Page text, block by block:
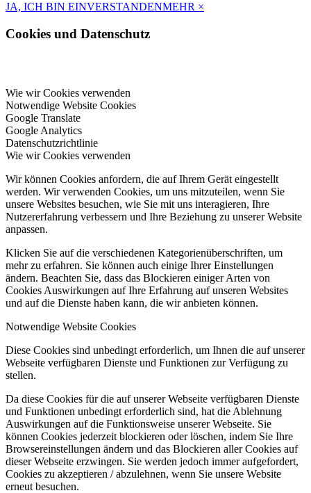
JA, ICH BIN EINVERSTANDENMEHR ×
Cookies und Datenschutz
Wie wir Cookies verwenden
Notwendige Website Cookies
Google Translate
Google Analytics
Datenschutzrichtlinie
Wie wir Cookies verwenden
Wir können Cookies anfordern, die auf Ihrem Gerät eingestellt
werden. Wir verwenden Cookies, um uns mitzuteilen, wenn Sie
unsere Websites besuchen, wie Sie mit uns interagieren, Ihre
Nutzererfahrung verbessern und Ihre Beziehung zu unserer Website
anpassen.
Klicken Sie auf die verschiedenen Kategorienüberschriften, um
mehr zu erfahren. Sie können auch einige Ihrer Einstellungen
ändern. Beachten Sie, dass das Blockieren einiger Arten von
Cookies Auswirkungen auf Ihre Erfahrung auf unseren Websites
und auf die Dienste haben kann, die wir anbieten können.
Notwendige Website Cookies
Diese Cookies sind unbedingt erforderlich, um Ihnen die auf unserer
Webseite verfügbaren Dienste und Funktionen zur Verfügung zu
stellen.
Da diese Cookies für die auf unserer Webseite verfügbaren Dienste
und Funktionen unbedingt erforderlich sind, hat die Ablehnung
Auswirkungen auf die Funktionsweise unserer Webseite. Sie
können Cookies jederzeit blockieren oder löschen, indem Sie Ihre
Browsereinstellungen ändern und das Blockieren aller Cookies auf
dieser Webseite erzwingen. Sie werden jedoch immer aufgefordert,
Cookies zu akzeptieren / abzulehnen, wenn Sie unsere Website
erneut besuchen.